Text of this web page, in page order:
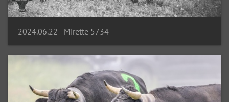
2024.06.22 - Mirette 5734